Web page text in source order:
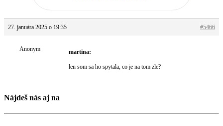
27. januára 2025 o 19:35 #5466
Anonym martina:
len som sa ho spytala, co je na tom zle?
Nájdeš nás aj na